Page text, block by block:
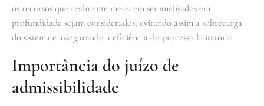
os recursos que realmente merecem ser analisados em
profundidade sejam considerados, evitando assim a sobrecarga
do sistema e assegurando a eficiência do processo licitatório.
Importância do juízo de
admissibilidade